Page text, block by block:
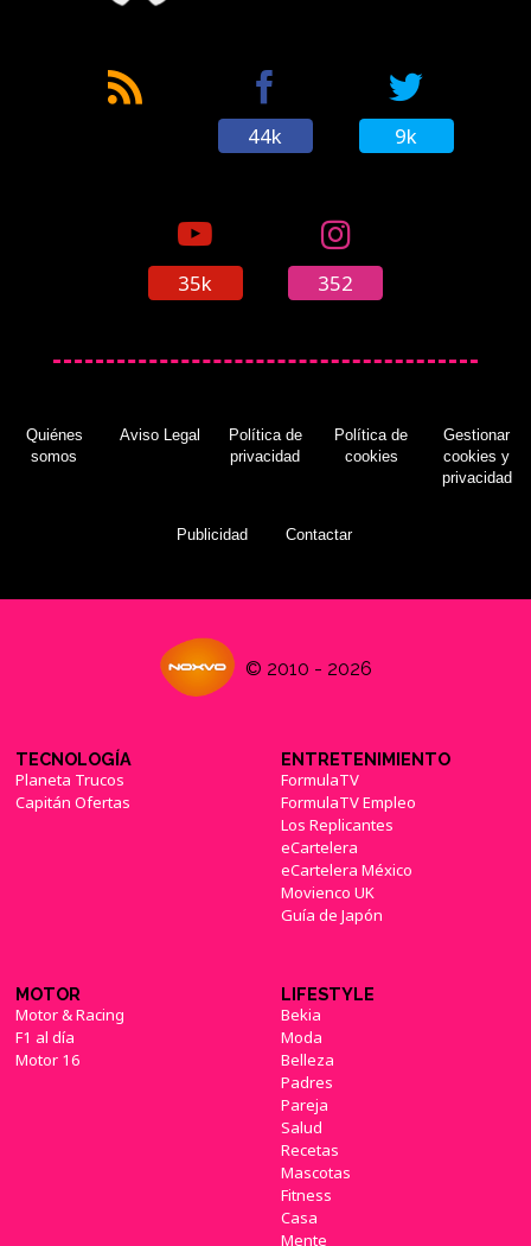
44k 9k
35k 352
Quiénes
somos
Aviso Legal
Política de
privacidad
Política de
cookies
Gestionar
cookies y
privacidad
Publicidad Contactar
© 2010 - 2026
TECNOLOGÍA
Planeta Trucos
Capitán Ofertas
ENTRETENIMIENTO
FormulaTV
FormulaTV Empleo
Los Replicantes
eCartelera
eCartelera México
Movienco UK
Guía de Japón
MOTOR
Motor & Racing
F1 al día
Motor 16
LIFESTYLE
Bekia
Moda
Belleza
Padres
Pareja
Salud
Recetas
Mascotas
Fitness
Casa
Mente